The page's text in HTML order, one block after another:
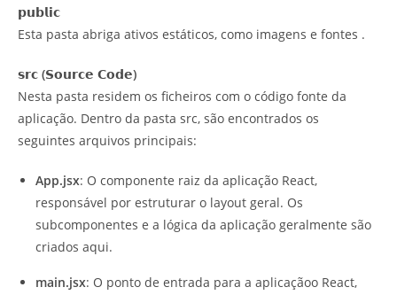
𝗽𝘂𝗯𝗹𝗶𝗰
Esta pasta abriga ativos estáticos, como imagens e fontes .
𝘀𝗿𝗰 (𝗦𝗼𝘂𝗿𝗰𝗲 𝗖𝗼𝗱𝗲)
Nesta pasta residem os ficheiros com o código fonte da
aplicação. Dentro da pasta src, são encontrados os
seguintes arquivos principais:
App.jsx: O componente raiz da aplicação React,
responsável por estruturar o layout geral. Os
subcomponentes e a lógica da aplicação geralmente são
criados aqui.
main.jsx: O ponto de entrada para a aplicaçãoo React,